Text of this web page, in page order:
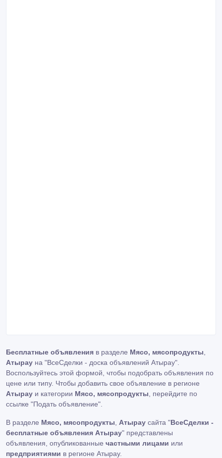
Бесплатные объявления в разделе Мясо, мясопродукты
Атырау на "ВсеСделки - доска объявлений Атырау".
Воспользуйтесь этой формой, чтобы подобрать объявления по
цене или типу. Чтобы добавить свое объявление в регионе
Атырау и категории Мясо, мясопродукты , перейдите по
ссылке "Подать объявление"
В разделе Мясо, мясопродукты Атырау сайта "ВсеСделки -
бесплатные объявления Атырау" представлены
объявления, опубликованные частными лицами или
предприятиями в регионе Атырау.